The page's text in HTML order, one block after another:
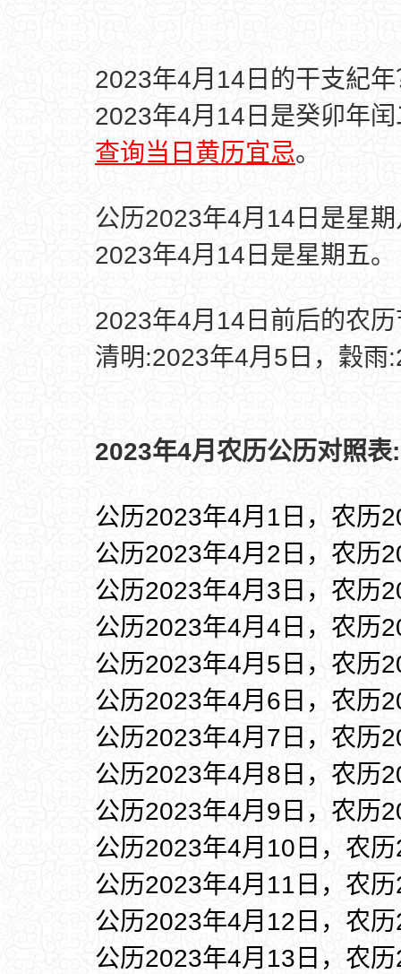
2023年4月14日的干支紀年
2023年4月14日是癸卯年
查询当日黄历宜忌。
公历2023年4月14日是星
2023年4月14日是星期五。
2023年4月14日前后的农
清明:2023年4月5日，穀雨
2023年4月农历公历对照表:
公历2023年4月1日，农历
公历2023年4月2日，农历
公历2023年4月3日，农历
公历2023年4月4日，农历
公历2023年4月5日，农历
公历2023年4月6日，农历
公历2023年4月7日，农历
公历2023年4月8日，农历
公历2023年4月9日，农历
公历2023年4月10日，农
公历2023年4月11日，农
公历2023年4月12日，农
公历2023年4月13日，农